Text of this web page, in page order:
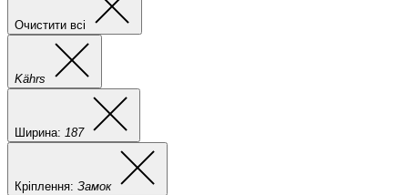
Очистити всі
Kährs
Ширина: 187
Кріплення: Замок